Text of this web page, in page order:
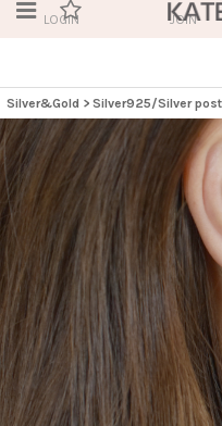
LOGIN JOIN
Silver&Gold > Silver925/Silver post